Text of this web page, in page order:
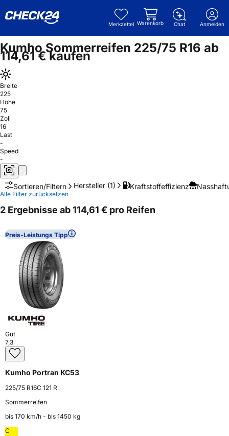
Merkzettel Warenkorb Chat Anmelden
Kumho Sommerreifen 225/75 R16 ab
114,61 € kaufen
Breite
225
Höhe
75
Zoll
16
Last
-
Speed
-
Sortieren/Filtern Hersteller (1) Kraftstoffeffizienz
Alle Filter zurücksetzen
2 Ergebnisse ab 114,61 € pro Reifen
Preis-Leistungs Tipp
Gut
7,3
Kumho Portran KC53
225/75 R16C 121 R
Sommerreifen
bis 170 km⁠/⁠h - bis 1450 kg
C